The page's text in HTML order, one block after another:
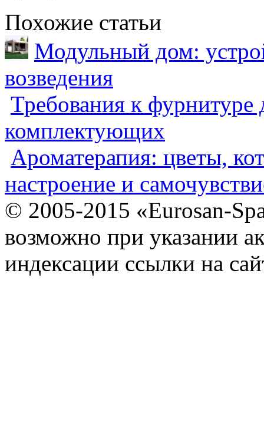
Похожие статьи
Модульный дом:
возведения
Требования к фурнитуре
комплектующих
Ароматерапия: цветы,
настроение и
© 2005-2015 «Eurosan-
возможно при указании
индексации ссылки на